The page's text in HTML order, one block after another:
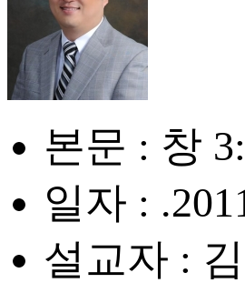
본문 : 창
일자 :
설교자 :